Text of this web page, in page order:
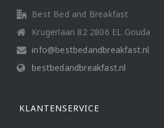
Best Bed and Breakfast
Krugerlaan 82 2806 EL Gouda
info@bestbedandbreakfast.nl
bestbedandbreakfast.nl
KLANTENSERVICE